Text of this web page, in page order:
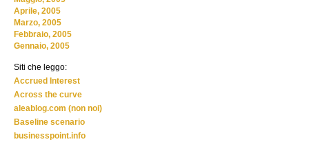
Aprile, 2005
Marzo, 2005
Febbraio, 2005
Gennaio, 2005
Siti che leggo:
Accrued Interest
Across the curve
aleablog.com (non noi)
Baseline scenario
businesspoint.info